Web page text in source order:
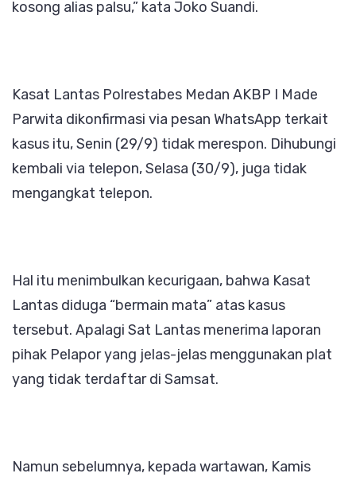
kosong alias palsu,” kata Joko Suandi.
Kasat Lantas Polrestabes Medan AKBP I Made
Parwita dikonfirmasi via pesan WhatsApp terkait
kasus itu, Senin (29/9) tidak merespon. Dihubungi
kembali via telepon, Selasa (30/9), juga tidak
mengangkat telepon.
Hal itu menimbulkan kecurigaan, bahwa Kasat
Lantas diduga “bermain mata” atas kasus
tersebut. Apalagi Sat Lantas menerima laporan
pihak Pelapor yang jelas-jelas menggunakan plat
yang tidak terdaftar di Samsat.
Namun sebelumnya, kepada wartawan, Kamis